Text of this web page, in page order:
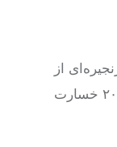
از
حوادثی صورت گرفته است که در جریان آنها کابل‌های برق، مخابرات و خطوط لوله گاز در پی حمله روسیه به اوکراین در فوریه ۲۰۲۲ خسارت